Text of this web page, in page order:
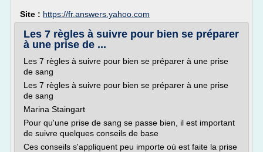
Site : https://fr.answers.yahoo.com
Les 7 règles à suivre pour bien se préparer
à une prise de ...
Les 7 règles à suivre pour bien se préparer à une prise
de sang
Les 7 règles à suivre pour bien se préparer à une prise
de sang
Marina Staingart
Pour qu'une prise de sang se passe bien, il est important
de suivre quelques conseils de base
Ces conseils s'appliquent peu importe où est faite la prise